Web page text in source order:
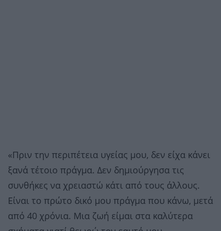
«Πριν την περιπέτεια υγείας μου, δεν είχα κάνει
ξανά τέτοιο πράγμα. Δεν δημιούργησα τις
συνθήκες να χρειαστώ κάτι από τους άλλους.
Είναι το πρώτο δικό μου πράγμα που κάνω, μετά
από 40 χρόνια. Μια ζωή είμαι στα καλύτερα